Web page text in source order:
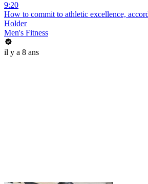
9:20
How to commit to athletic excellence,
Holder
Men's Fitness
il y a 8 ans